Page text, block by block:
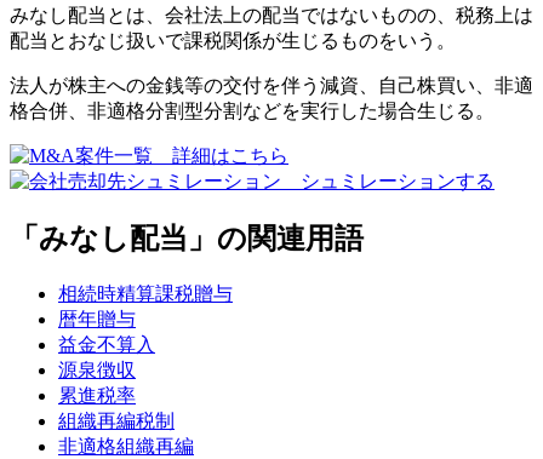
みなし配当とは、会社法上の配当ではないものの、税務上は
配当とおなじ扱いで課税関係が生じるものをいう。
法人が株主への金銭等の交付を伴う減資、自己株買い、非適
格合併、非適格分割型分割などを実行した場合生じる。
「みなし配当」の関連用語
相続時精算課税贈与
暦年贈与
益金不算入
源泉徴収
累進税率
組織再編税制
非適格組織再編